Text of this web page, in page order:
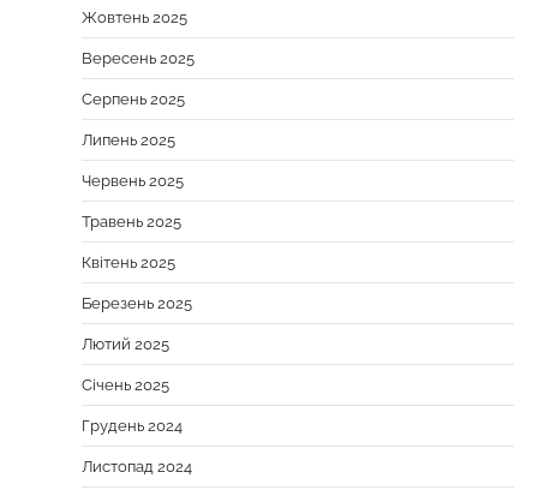
Жовтень 2025
Вересень 2025
Серпень 2025
Липень 2025
Червень 2025
Травень 2025
Квітень 2025
Березень 2025
Лютий 2025
Січень 2025
Грудень 2024
Листопад 2024